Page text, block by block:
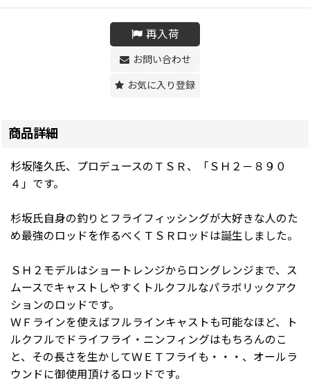
再入荷
お問い合わせ
お気に入り登録
商品詳細
杉坂隆久氏、プロデュースのＴＳＲ、「ＳＨ２－８９０
４」です。
杉坂氏自身の釣りとフライフィッシングが大好きな人のた
め最強のロッドを作るべくＴＳＲロッドは誕生しました。
ＳＨ２モデルはショートレンジからロングレンジまで、ス
ムースでキャストしやすくトルクフルなパラボリックアク
ションのロッドです。
ＷＦラインを使えばフルラインキャストも可能なほど、ト
ルクフルでドライフライ・ニンフィングはもちろんのこ
と、その長さを生かしてＷＥＴフライも・・・、オールラ
ウンドに御使用頂けるロッドです。